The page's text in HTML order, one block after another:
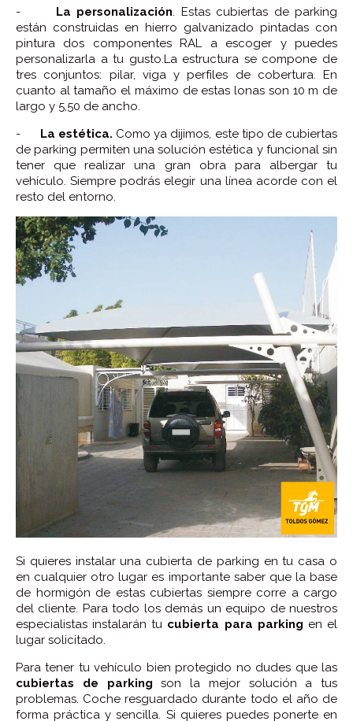
- La personalización . Estas cubiertas de parking
están construidas en hierro galvanizado pintadas con
pintura dos componentes RAL a escoger y puedes
personalizarla a tu gusto.La estructura se compone de
tres conjuntos: pilar, viga y perfiles de cobertura. En
cuanto al tamaño el máximo de estas lonas son 10 m de
largo y 5,50 de ancho.
- La estética. Como ya dijimos, este tipo de cubiertas
de parking permiten una solución estética y funcional sin
tener que realizar una gran obra para albergar tu
vehículo. Siempre podrás elegir una línea acorde con el
resto del entorno.
Si quieres instalar una cubierta de parking en tu casa o
en cualquier otro lugar es importante saber que la base
de hormigón de estas cubiertas siempre corre a cargo
del cliente. Para todo los demás un equipo de nuestros
especialistas instalarán tu cubierta para parking en el
lugar solicitado.
Para tener tu vehículo bien protegido no dudes que las
cubiertas de parkingson la mejor solución a tus
problemas. Coche resguardado durante todo el año de
forma práctica y sencilla. Si quieres puedes ponerte en